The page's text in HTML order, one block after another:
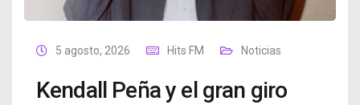
5 agosto, 2026 Hits FM Noticias
Kendall Peña y el gran giro